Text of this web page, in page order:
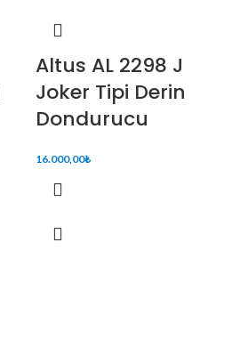
Altus AL 2298 J
Joker Tipi Derin
Dondurucu
16.000,00₺